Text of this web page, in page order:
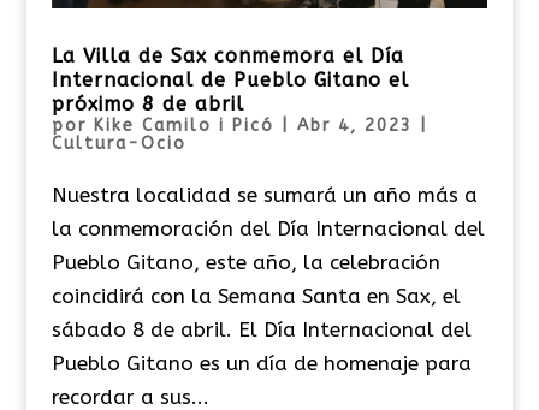
La Villa de Sax conmemora el Día
Internacional de Pueblo Gitano el
próximo 8 de abril
por Kike Camilo i Picó Abr 4, 2023
Cultura-Ocio
Nuestra localidad se sumará un año más a
la conmemoración del Día Internacional del
Pueblo Gitano, este año, la celebración
coincidirá con la Semana Santa en Sax, el
sábado 8 de abril. El Día Internacional del
Pueblo Gitano es un día de homenaje para
recordar a sus...